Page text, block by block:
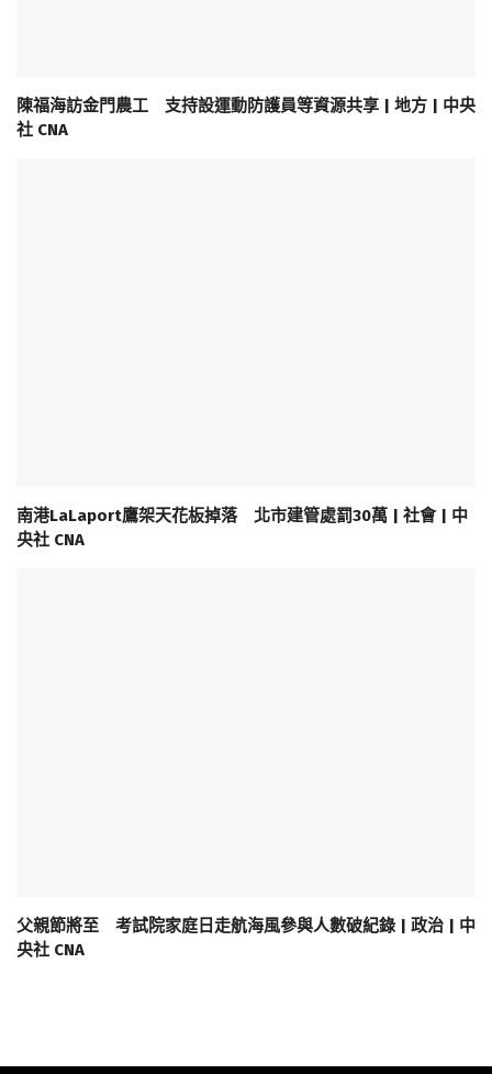
陳福海訪金門農工 支持設運動防護員等資源共享 | 地方 | 中央
社 CNA
南港LaLaport鷹架天花板掉落 北市建管處罰30萬 | 社會 | 中
央社 CNA
父親節將至 考試院家庭日走航海風參與人數破紀錄 | 政治 | 中
央社 CNA